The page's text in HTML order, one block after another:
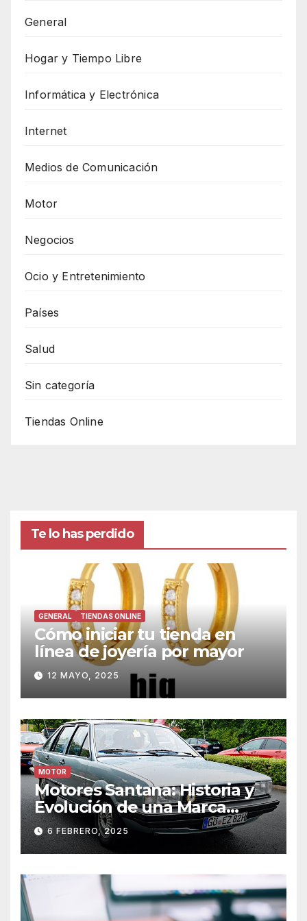
General
Hogar y Tiempo Libre
Informática y Electrónica
Internet
Medios de Comunicación
Motor
Negocios
Ocio y Entretenimiento
Países
Salud
Sin categoría
Tiendas Online
Te lo has perdido
GENERAL TIENDAS ONLINE
Cómo iniciar tu tienda en
línea de joyería por mayor
12 MAYO, 2025
MOTOR
Motores Santana: Historia y
Evolución de una Marca
Icónica
6 FEBRERO, 2025